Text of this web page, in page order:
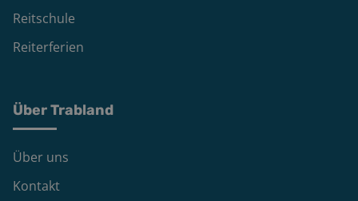
Reitschule
Reiterferien
Über Trabland
Über uns
Kontakt